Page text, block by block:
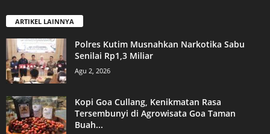
ARTIKEL LAINNYA
Polres Kutim Musnahkan Narkotika Sabu
Senilai Rp1,3 Miliar
Agu 2, 2026
Kopi Goa Cullang, Kenikmatan Rasa
Tersembunyi di Agrowisata Goa Taman
Buah...